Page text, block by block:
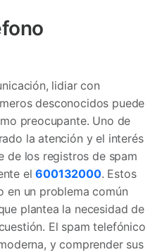
lidiar con
desconocidos puede
preocupante. Uno de
la atención y el interés
de los registros de spam
el600132000. Estos
en un problema común
plantea la necesidad de
El spam telefónico
y comprender sus